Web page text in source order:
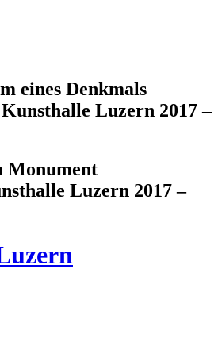
eines Denkmals
Luzern 2017 –
Monument
Luzern 2017 –